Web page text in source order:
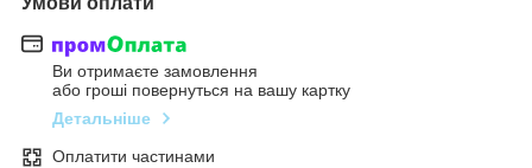
Ви отримаєте замовлення
або гроші повернуться на вашу картку
Детальніше
Оплатити частинами